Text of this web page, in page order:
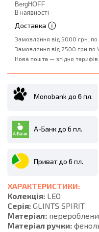
BergHOFF
В наявності
Доставка
Замовлення від 5000 грн.
Замовлення від 2500 грн.по
Нова пошта — згідно тарифів
Monobank до 6 пл.
А-Банк до 6 пл.
Приват до 6 пл.
ХАРАКТЕРИСТИКИ:
Колекція: LEO
Серія: GLINTS SPIRIT
Матеріал:
Матеріал ручки: